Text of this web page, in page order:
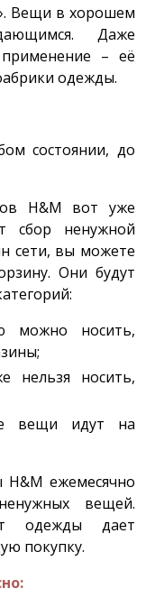
Вещи в хорошем
Даже
– её
одежды.
состоянии, до
H&M вот уже
сбор ненужной
сети, вы можете
Они будут
можно носить,
нельзя носить,
вещи идут на
H&M ежемесячно
вещей.
одежды дает
покупку.